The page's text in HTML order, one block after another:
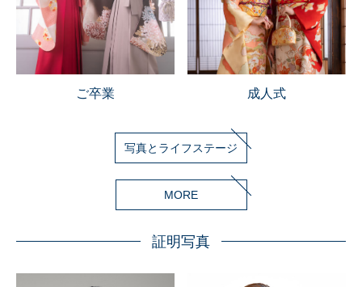
ご卒業 成人式
写真とライフステージ
MORE
証明写真